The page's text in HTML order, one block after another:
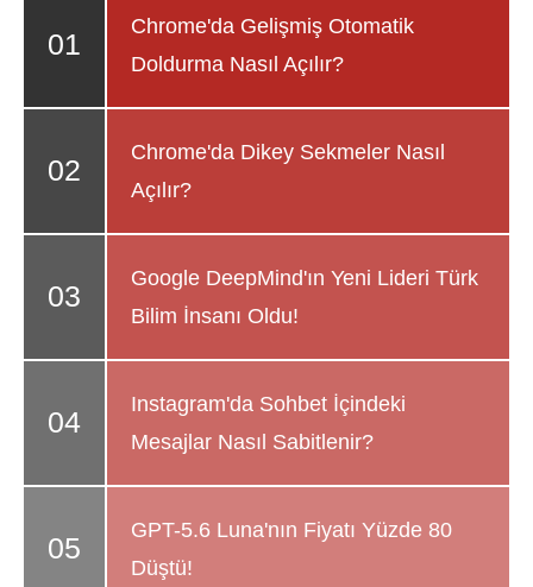
Chrome'da Gelişmiş Otomatik
Doldurma Nasıl Açılır?
Chrome'da Dikey Sekmeler Nasıl
Açılır?
Google DeepMind'ın Yeni Lideri Türk
Bilim İnsanı Oldu!
Instagram'da Sohbet İçindeki
Mesajlar Nasıl Sabitlenir?
GPT-5.6 Luna'nın Fiyatı Yüzde 80
Düştü!